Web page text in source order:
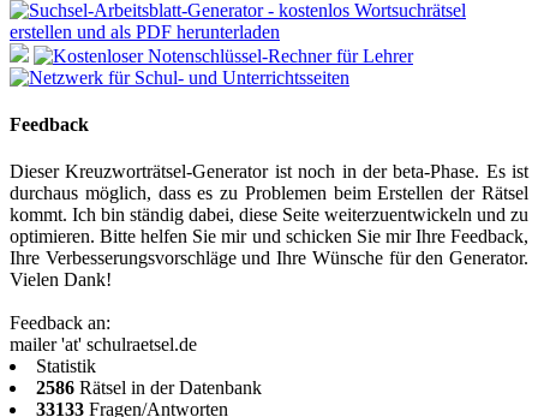
Feedback
Dieser Kreuzworträtsel-Generator ist noch in der beta-Phase. Es ist
durchaus möglich, dass es zu Problemen beim Erstellen der Rätsel
kommt. Ich bin ständig dabei, diese Seite weiterzuentwickeln und zu
optimieren. Bitte helfen Sie mir und schicken Sie mir Ihre Feedback,
Ihre Verbesserungsvorschläge und Ihre Wünsche für den Generator.
Vielen Dank!
Feedback an:
mailer 'at' schulraetsel.de
Statistik
2586 Rätsel in der Datenbank
33133 Fragen/Antworten